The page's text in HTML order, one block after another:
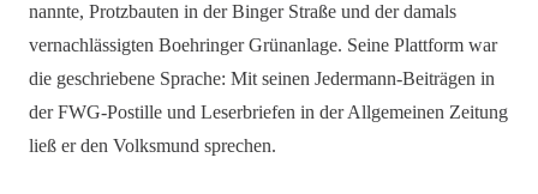
nannte, Protzbauten in der Binger Straße und der damals
vernachlässigten Boehringer Grünanlage. Seine Plattform war
die geschriebene Sprache: Mit seinen Jedermann-Beiträgen in
der FWG-Postille und Leserbriefen in der Allgemeinen Zeitung
ließ er den Volksmund sprechen.